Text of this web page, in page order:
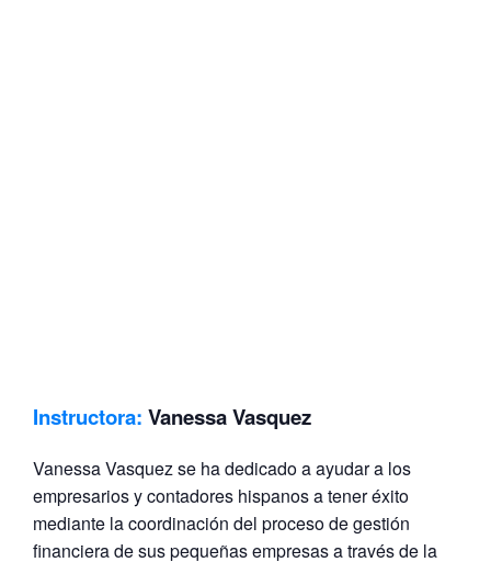
Instructora: Vanessa Vasquez
Vanessa Vasquez se ha dedicado a ayudar a los
empresarios y contadores hispanos a tener éxito
mediante la coordinación del proceso de gestión
financiera de sus pequeñas empresas a través de la